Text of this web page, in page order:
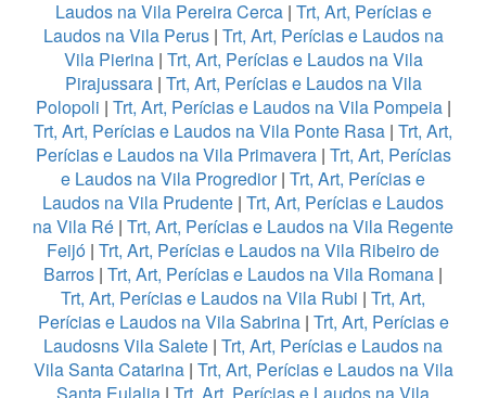
Laudos na Vila Pereira Cerca| Trt, Art, Perícias e
Laudos na Vila Perus| Trt, Art, Perícias e Laudos na
Vila Pierina| Trt, Art, Perícias e Laudos na Vila
Pirajussara| Trt, Art, Perícias e Laudos na Vila
Polopoli | Trt, Art, Perícias e Laudos na Vila Pompeia|
Trt, Art, Perícias e Laudos na Vila Ponte Rasa | Trt, Art,
Perícias e Laudos na Vila Primavera| Trt, Art, Perícias
e Laudos na Vila Progredior| Trt, Art, Perícias e
Laudos na Vila Prudente | Trt, Art, Perícias e Laudos
na Vila Ré | Trt, Art, Perícias e Laudos na Vila Regente
Feijó | Trt, Art, Perícias e Laudos na Vila Ribeiro de
Barros | Trt, Art, Perícias e Laudos na Vila Romana |
Trt, Art, Perícias e Laudos na Vila Rubi | Trt, Art,
Perícias e Laudos na Vila Sabrina| Trt, Art, Perícias e
Laudosns Vila Salete | Trt, Art, Perícias e Laudos na
Vila Santa Catarina| Trt, Art, Perícias e Laudos na Vila